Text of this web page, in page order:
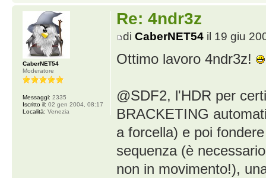
Re: 4ndr3z
di CaberNET54il 19 giu
Ottimo lavoro 4ndr3z!
@SDF2, l'HDR per
BRACKETING
a forcella) e poi
sequenza (è
non in movimento!),
CaberNET54
Moderatore
Messaggi: 2335
Iscritto il: 02 gen 2004, 08:17
Località: Venezia